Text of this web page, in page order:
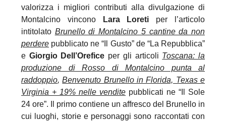
valorizza i migliori contributi alla divulgazione di
Montalcino vincono
Lara Loreti per l’articolo
intitolato Brunello di Montalcino 5 cantine da non
perdere pubblicato ne “Il Gusto” de “La Repubblica”
e Giorgio Dell’Orefice per gli articoli Toscana: la
produzione di Rosso di Montalcino punta al
raddoppio,Benvenuto Brunello in Florida, Texas e
Virginia + 19% nelle vendite pubblicati ne “Il Sole
24 ore”. Il primo contiene un affresco del Brunello in
cui luoghi, storie e personaggi sono raccontati con